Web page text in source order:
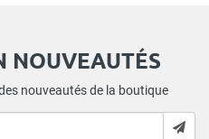
NOUVEAUTÉS
nouveautés de la boutique